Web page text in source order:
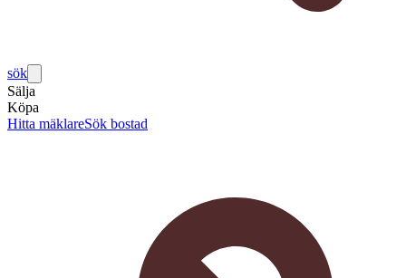
sök
Sälja
Köpa
Hitta mäklareSök bostad